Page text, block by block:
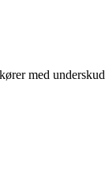
med underskud